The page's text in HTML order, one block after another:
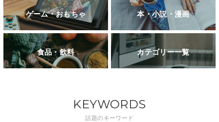
ゲーム・おもちゃ 本・小説・漫画
食品・飲料 カテゴリー一覧
KEYWORDS
話題のキーワード